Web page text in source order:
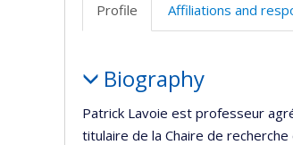
Profile Affiliations and
Biography
Patrick Lavoie est professeur
titulaire de la Chaire de